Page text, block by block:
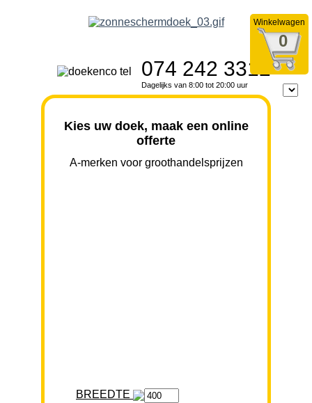
Winkelwagen
0
074 242 3312
Dagelijks van 8:00 tot 20:00 uur
Kies uw doek, maak een online
offerte
A-merken voor groothandelsprijzen
BREEDTE